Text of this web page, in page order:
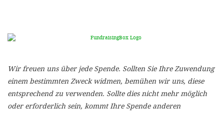
Wir freuen uns über jede Spende. Sollten Sie Ihre Zuwendung
einem bestimmten Zweck widmen, bemühen wir uns, diese
entsprechend zu verwenden. Sollte dies nicht mehr möglich
oder erforderlich sein, kommt Ihre Spende anderen
'Cookie-